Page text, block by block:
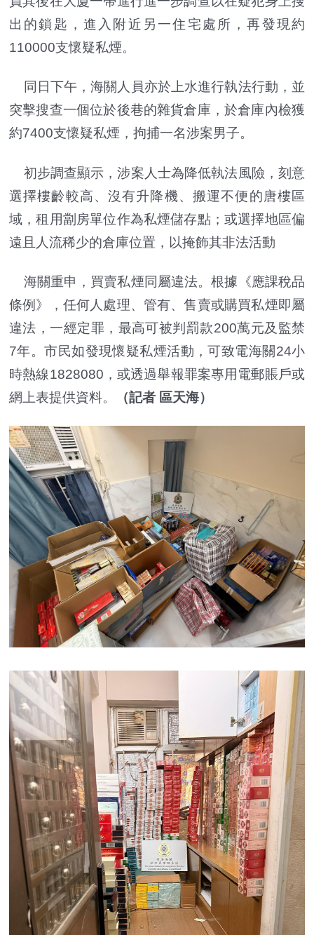
出的鎖匙，進入附近另一住宅處所，再發現約
110000支懷疑私煙。
同日下午，海關人員亦於上水進行執法行動，並
突擊搜查一個位於後巷的雜貨倉庫，於倉庫內檢獲
約7400支懷疑私煙，拘捕一名涉案男子。
初步調查顯示，涉案人士為降低執法風險，刻意
選擇樓齡較高、沒有升降機、搬運不便的唐樓區
域，租用劏房單位作為私煙儲存點；或選擇地區偏
遠且人流稀少的倉庫位置，以掩飾其非法活動
海關重申，買賣私煙同屬違法。根據《應課稅品
條例》，任何人處理、管有、售賣或購買私煙即屬
違法，一經定罪，最高可被判罰款200萬元及監禁
7年。市民如發現懷疑私煙活動，可致電海關24小
時熱線1828080，或透過舉報罪案專用電郵賬戶或
網上表提供資料。
（記者 區天海）